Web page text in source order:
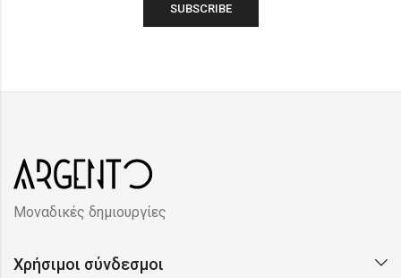
Μοναδικές δημιουργίες
Χρήσιμοι σύνδεσμοι